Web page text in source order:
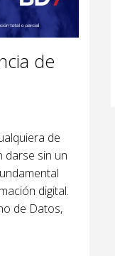
de
de
darse sin un
digital.
de Datos,